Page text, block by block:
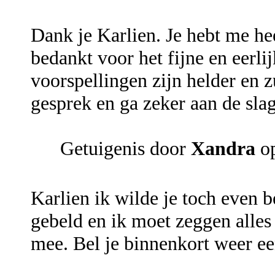
Dank je Karlien. Je hebt me
bedankt voor het fijne en
voorspellingen zijn helder en
gesprek en ga zeker aan de
Getuigenis door Xandra
Karlien ik wilde je toch even
gebeld en ik moet zeggen
mee. Bel je binnenkort weer